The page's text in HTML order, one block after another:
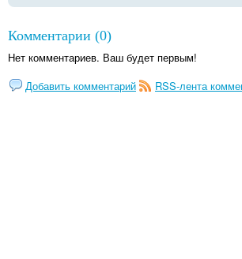
Комментарии (0)
Нет комментариев. Ваш будет первым!
Добавить комментарий
RSS-лента